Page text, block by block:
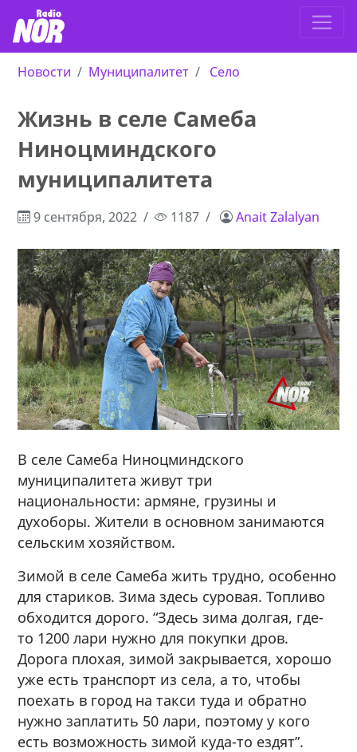
Новости Муниципалитет Село
Жизнь в селе Самеба
Ниноцминдского
муниципалитета
9 сентября, 2022 1187 Anait Zalalyan
В селе Самеба Ниноцминдского
муниципалитета живут три
национальности: армяне, грузины и
духоборы. Жители в основном занимаются
сельским хозяйством.
Зимой в селе Самеба жить трудно, особенно
для стариков. Зима здесь суровая. Топливо
обходится дорого. “Здесь зима долгая, где-
то 1200 лари нужно для покупки дров.
Дорога плохая, зимой закрывается, хорошо
уже есть транспорт из села, а то, чтобы
поехать в город на такси туда и обратно
нужно заплатить 50 лари, поэтому у кого
есть возможность зимой куда-то ездят”.